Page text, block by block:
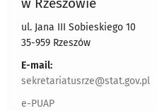
ul. Jana III Sobieskiego 10
35-959 Rzeszów
E-mail:
sekretariatusrze@stat.gov.pl
e-PUAP